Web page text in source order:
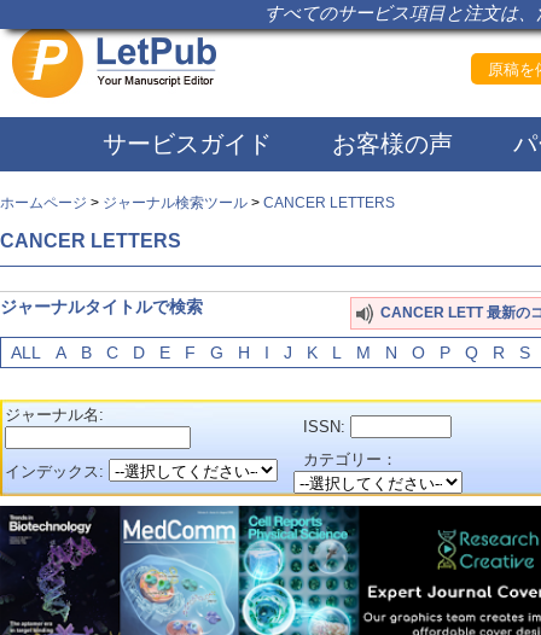
すべてのサービス項目と注文は
原稿を
サービスガイド お客様の声
ホームページ > ジャーナル検索ツール > CANCER LETTERS
CANCER LETTERS
ジャーナルタイトルで検索 CANCER LETT 最新の
ALL A B C D E F G H I J K L M N O P Q R S
ジャーナル名:
ISSN:
インデックス:
カテゴリー：